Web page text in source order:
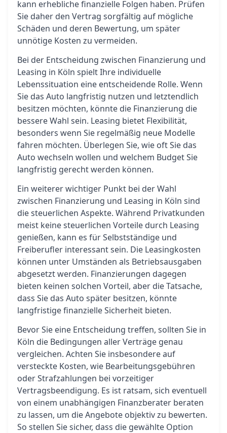
kann erhebliche finanzielle Folgen haben. Prüfen
Sie daher den Vertrag sorgfältig auf mögliche
Schäden und deren Bewertung, um später
unnötige Kosten zu vermeiden.
Bei der Entscheidung zwischen Finanzierung und
Leasing in Köln spielt Ihre individuelle
Lebenssituation eine entscheidende Rolle. Wenn
Sie das Auto langfristig nutzen und letztendlich
besitzen möchten, könnte die Finanzierung die
bessere Wahl sein. Leasing bietet Flexibilität,
besonders wenn Sie regelmäßig neue Modelle
fahren möchten. Überlegen Sie, wie oft Sie das
Auto wechseln wollen und welchem Budget Sie
langfristig gerecht werden können.
Ein weiterer wichtiger Punkt bei der Wahl
zwischen Finanzierung und Leasing in Köln sind
die steuerlichen Aspekte. Während Privatkunden
meist keine steuerlichen Vorteile durch Leasing
genießen, kann es für Selbstständige und
Freiberufler interessant sein. Die Leasingkosten
können unter Umständen als Betriebsausgaben
abgesetzt werden. Finanzierungen dagegen
bieten keinen solchen Vorteil, aber die Tatsache,
dass Sie das Auto später besitzen, könnte
langfristige finanzielle Sicherheit bieten.
Bevor Sie eine Entscheidung treffen, sollten Sie in
Köln die Bedingungen aller Verträge genau
vergleichen. Achten Sie insbesondere auf
versteckte Kosten, wie Bearbeitungsgebühren
oder Strafzahlungen bei vorzeitiger
Vertragsbeendigung. Es ist ratsam, sich eventuell
von einem unabhängigen Finanzberater beraten
zu lassen, um die Angebote objektiv zu bewerten.
So stellen Sie sicher, dass die gewählte Option